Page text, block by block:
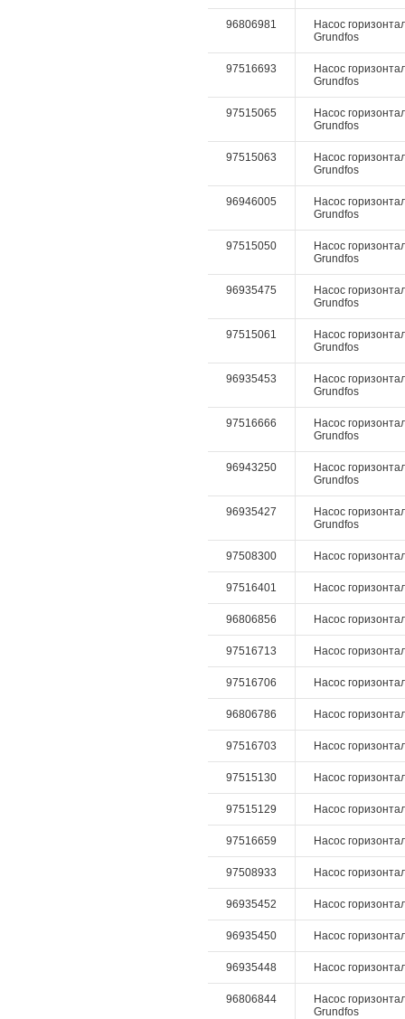
96806981
Насос
Grundfos
97516693
Насос
Grundfos
97515065
Насос
Grundfos
97515063
Насос
Grundfos
96946005
Насос
Grundfos
97515050
Насос
Grundfos
96935475
Насос
Grundfos
97515061
Насос
Grundfos
96935453
Насос
Grundfos
97516666
Насос
Grundfos
96943250
Насос
Grundfos
96935427
Насос
Grundfos
97508300 Насос
97516401 Насос
96806856 Насос
97516713 Насос
97516706 Насос
96806786 Насос
97516703 Насос
97515130 Насос
97515129 Насос
97516659 Насос
97508933 Насос
96935452 Насос
96935450 Насос
96935448 Насос
96806844
Насос
Grundfos